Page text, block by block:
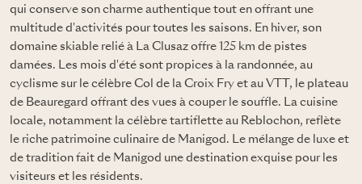
qui conserve son charme authentique tout en offrant une
multitude d'activités pour toutes les saisons. En hiver, son
domaine skiable relié à La Clusaz offre 125 km de pistes
damées. Les mois d'été sont propices à la randonnée, au
cyclisme sur le célèbre Col de la Croix Fry et au VTT, le plateau
de Beauregard offrant des vues à couper le souffle. La cuisine
locale, notamment la célèbre tartiflette au Reblochon, reflète
le riche patrimoine culinaire de Manigod. Le mélange de luxe et
de tradition fait de Manigod une destination exquise pour les
visiteurs et les résidents.